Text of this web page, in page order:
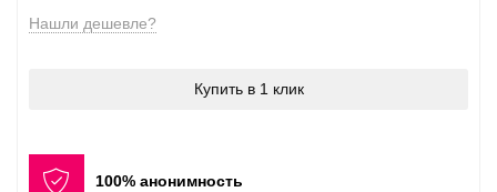
Нашли дешевле?
Купить в 1 клик
100% анонимность